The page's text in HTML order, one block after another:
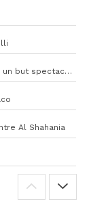
Greenwood frappe fort avec Fenerbahçe grâce à un but spectaculaire
Al Shahania